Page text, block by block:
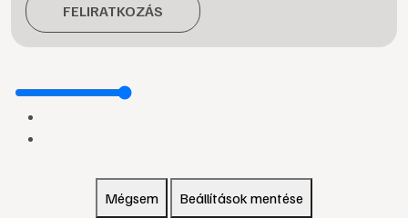
FELIRATKOZÁS
Mégsem Beállítások mentése